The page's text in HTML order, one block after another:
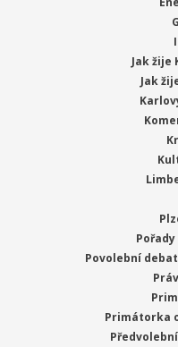
Jak žije
Jak
Povolební
Primátorka